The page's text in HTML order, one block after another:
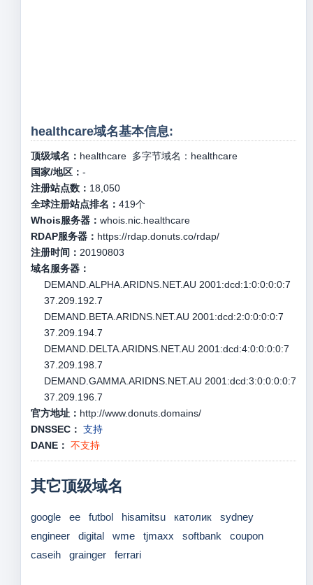
healthcare域名基本信息:
顶级域名： healthcare多字节域名： healthcare
国家/地区： -
注册站点数： 18,050
全球注册站点排名： 419个
Whois服务器： whois.nic.healthcare
RDAP服务器： https://rdap.donuts.co/rdap/
注册时间： 20190803
域名服务器：
DEMAND.ALPHA.ARIDNS.NET.AU 2001:dcd:1:0:0:0:0:7
37.209.192.7
DEMAND.BETA.ARIDNS.NET.AU 2001:dcd:2:0:0:0:0:7
37.209.194.7
DEMAND.DELTA.ARIDNS.NET.AU 2001:dcd:4:0:0:0:0:7
37.209.198.7
DEMAND.GAMMA.ARIDNS.NET.AU 2001:dcd:3:0:0:0:0:7
37.209.196.7
官方地址： http://www.donuts.domains/
DNSSEC： 支持
DANE： 不支持
其它顶级域名
google ee futbol hisamitsu католик
sydney
engineer
digital wme tjmaxx softbank
coupon
caseih
grainger ferrari